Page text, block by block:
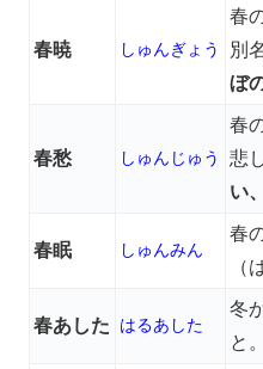
春暁 しゅんぎょう
春
別
ぼ
春愁 しゅんじゅう
春
悲
い
春眠 しゅんみん
春
（
春あした はるあした
冬
と。